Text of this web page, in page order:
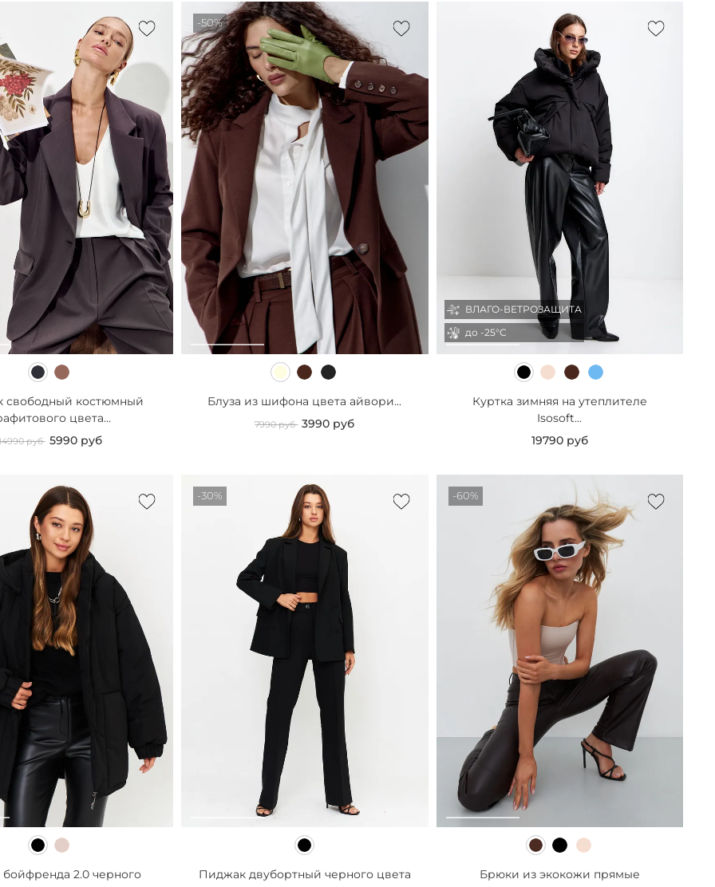
свободный костюмный
цвета...
руб 5990 руб
-50%
Блуза из шифона цвета айвори...
7990 руб 3990 руб
ВЛАГО-ВЕТРОЗАЩИТА
до -25°С
Куртка зимняя на утеплителе
Isosoft...
19790 руб
бойфренда 2.0 черного
-30%
Пиджак двубортный черного цвета
-60%
Брюки из экокожи прямые